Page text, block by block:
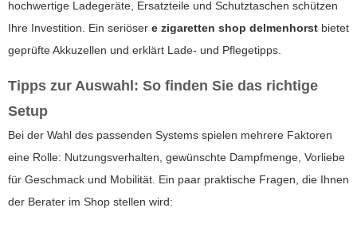
hochwertige Ladegeräte, Ersatzteile und Schutztaschen schützen
Ihre Investition. Ein seriöser e zigaretten shop delmenhorst bietet
geprüfte Akkuzellen und erklärt Lade- und Pflegetipps.
Tipps zur Auswahl: So finden Sie das richtige
Setup
Bei der Wahl des passenden Systems spielen mehrere Faktoren
eine Rolle: Nutzungsverhalten, gewünschte Dampfmenge, Vorliebe
für Geschmack und Mobilität. Ein paar praktische Fragen, die Ihnen
der Berater im Shop stellen wird: